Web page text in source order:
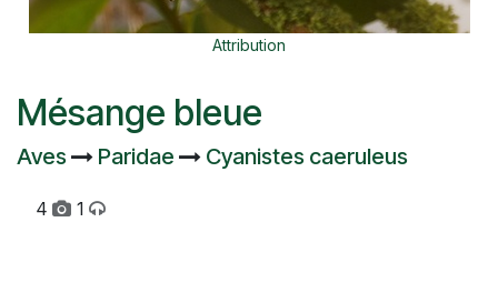
Attribution
Mésange bleue
Aves Paridae Cyanistes caeruleus
4 1